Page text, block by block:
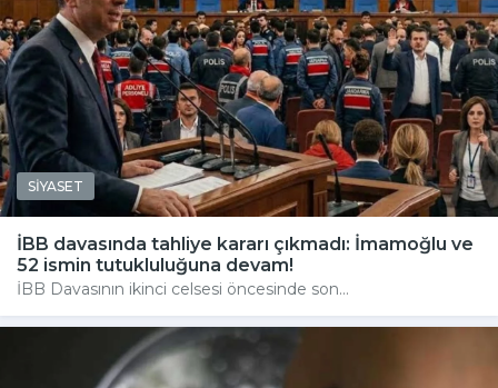
SİYASET
İBB davasında tahliye kararı çıkmadı: İmamoğlu ve
52 ismin tutukluluğuna devam!
İBB Davasının ikinci celsesi öncesinde son...